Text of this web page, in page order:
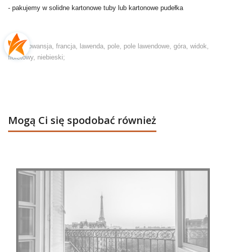
- pakujemy w solidne kartonowe tuby lub kartonowe pudełka
tagi: prowansja, francja, lawenda, pole, pole lawendowe, góra, widok,
fioletowy, niebieski;
Mogą Ci się spodobać również